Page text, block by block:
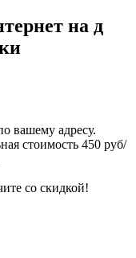
на д
вашему адресу.
стоимость 450 руб/
со скидкой!